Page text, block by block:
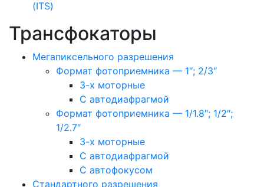
(ITS)
Трансфокаторы
Мегапиксельного разрешения
Формат фотоприемника — 1″; 2/3″
3-х моторные
С автодиафрагмой
Формат фотоприемника — 1/1.8″; 1/2″;
1/2.7″
3-х моторные
С автодиафрагмой
С автофокусом
Стандартного разрешения